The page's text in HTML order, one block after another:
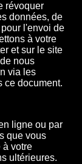
révoquer
données, de
l'envoi de
à votre
et sur le site
nous
via les
ce document.
ligne ou par
que vous
à votre
ultérieures.